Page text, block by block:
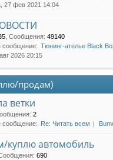
, 27 фев 2021 14:04
Сообщения: 49140
сообщение: Тюнинг-ателье Black
2026 20:15
продам)
ветки
: 2
сообщение: Re: Читать всем
куплю автомобиль
: 690